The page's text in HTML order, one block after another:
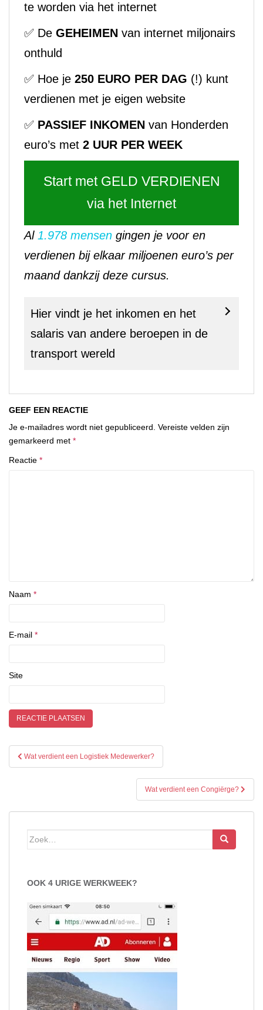
te worden via het internet
✅ De GEHEIMEN van internet miljonairs
onthuld
✅ Hoe je 250 EURO PER DAG (!) kunt
verdienen met je eigen website
✅ PASSIEF INKOMEN van Honderden
euro’s met 2 UUR PER WEEK
Start met GELD VERDIENEN
via het Internet
Al 1.978 mensen gingen je voor en
verdienen bij elkaar miljoenen euro’s per
maand dankzij deze cursus.
Hier vindt je het inkomen en het
salaris van andere beroepen in de
transport wereld
GEEF EEN REACTIE
Je e-mailadres wordt niet gepubliceerd. Vereiste velden zijn
gemarkeerd met *
Reactie *
Naam *
E-mail *
Site
Bericht
navigatie
Wat verdient een Logistiek Medewerker?
Wat verdient een Congiërge?
Zoek
OOK 4 URIGE WERKWEEK?